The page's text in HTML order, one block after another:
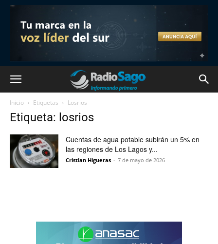
Inicio Etiquetas Losrios
Etiqueta: losrios
Cuentas de agua potable subirán un 5% en
las regiones de Los Lagos y...
Cristian Higueras - 7 de mayo de 2026